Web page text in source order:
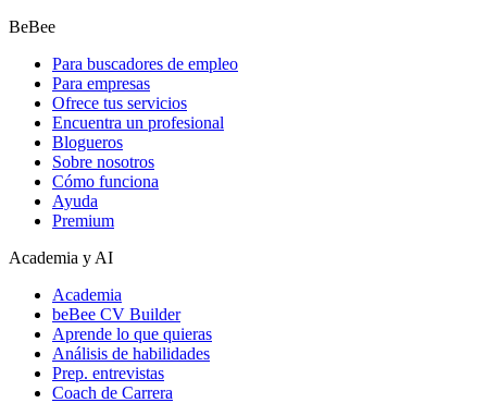
BeBee
Para buscadores de empleo
Para empresas
Ofrece tus servicios
Encuentra un profesional
Blogueros
Sobre nosotros
Cómo funciona
Ayuda
Premium
Academia y AI
Academia
beBee CV Builder
Aprende lo que quieras
Análisis de habilidades
Prep. entrevistas
Coach de Carrera